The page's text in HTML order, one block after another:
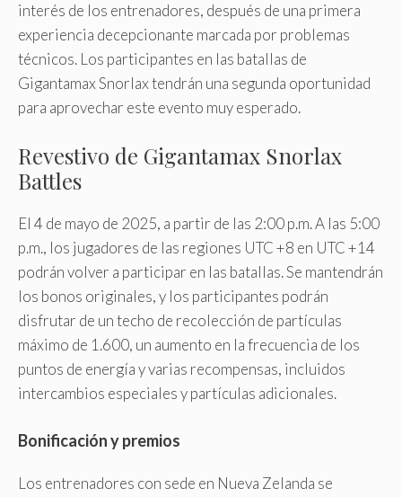
interés de los entrenadores, después de una primera
experiencia decepcionante marcada por problemas
técnicos. Los participantes en las batallas de
Gigantamax Snorlax tendrán una segunda oportunidad
para aprovechar este evento muy esperado.
Revestivo de Gigantamax Snorlax
Battles
El 4 de mayo de 2025, a partir de las 2:00 p.m. A las 5:00
p.m., los jugadores de las regiones UTC +8 en UTC +14
podrán volver a participar en las batallas. Se mantendrán
los bonos originales, y los participantes podrán
disfrutar de un techo de recolección de partículas
máximo de 1.600, un aumento en la frecuencia de los
puntos de energía y varias recompensas, incluidos
intercambios especiales y partículas adicionales.
Bonificación y premios
Los entrenadores con sede en Nueva Zelanda se